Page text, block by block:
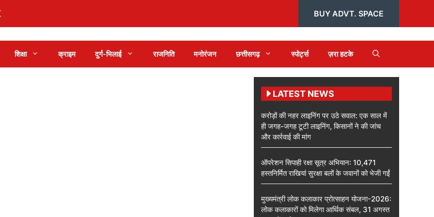
BUY ADVT. SPACE
शिक्षा क्राइम दुर्ग-भिलाई राजनिति मनोरंजन छत्तीसगढ़ स्पोर्ट्स ज़रा हटके
LATEST NEWS
करोड़ों की नहर लाइनिंग पर उठे सवाल: एक साल में
ही जगह-जगह टूटी लाइनिंग, किसानों ने की जांच
और कार्रवाई की मांग
ऑपरेशन सिपाही रक्षा सूत्र अभियान: 10,471
हस्तनिर्मित राखियां सुरक्षा बलों के जवानों को भेजी गईं
मुख्यमंत्री लोक कलाकार प्रोत्साहन योजना-2026:
लोक कलाकारों को मिलेगा आर्थिक संबल, 31 अगस्त